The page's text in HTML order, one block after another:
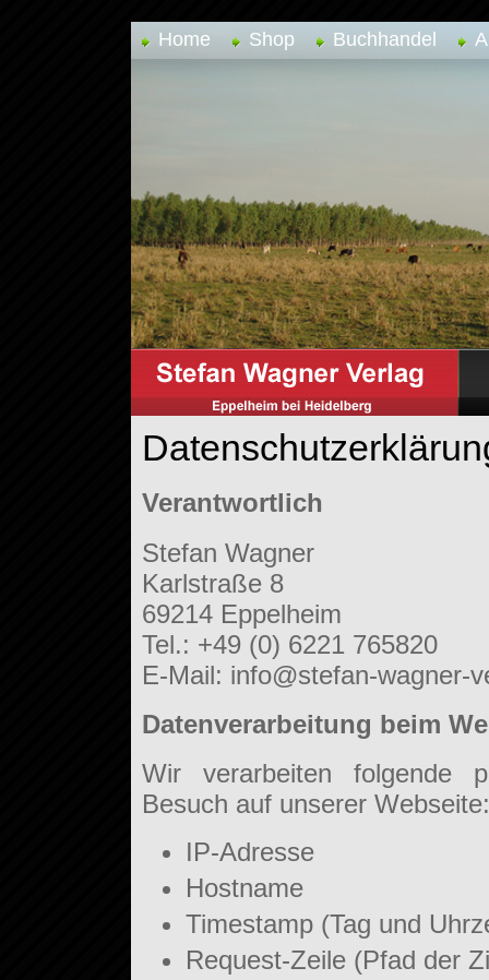
Home Shop Buchhandel
Verantwortlich
Stefan Wagner
Karlstraße 8
69214 Eppelheim
Tel.: +49 (0) 6221 765820
E-Mail: info@stefan-wagner-
Datenverarbeitung beim
Wir verarbeiten folgende
Besuch auf unserer Webseite:
IP-Adresse
Hostname
Timestamp (Tag und
Request-Zeile (Pfad der